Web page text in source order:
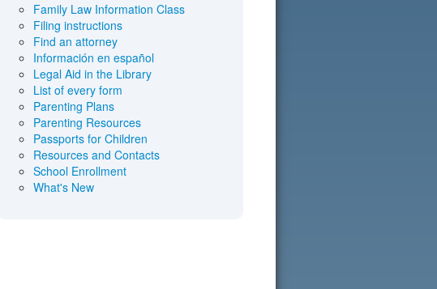
Family Law Information Class
Filing instructions
Find an attorney
Información en español
Legal Aid in the Library
List of every form
Parenting Plans
Parenting Resources
Passports for Children
Resources and Contacts
School Enrollment
What's New